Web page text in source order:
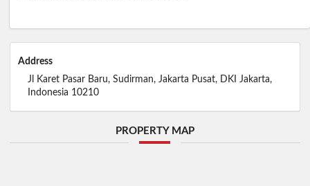
Address
Jl Karet Pasar Baru, Sudirman, Jakarta Pusat, DKI Jakarta,
Indonesia 10210
PROPERTY MAP